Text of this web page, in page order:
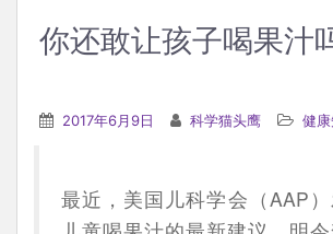
你还敢让孩子喝果汁
2017年6月9日 科学猫头鹰 健
最近，美国儿科学会（AAP